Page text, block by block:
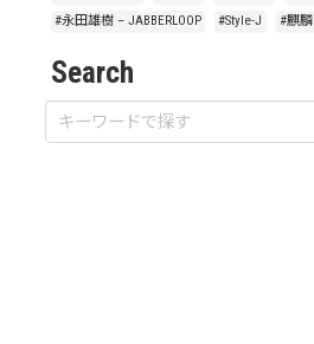
#永田雄樹 – JABBERLOOP
#Style-J #麒麟
Search